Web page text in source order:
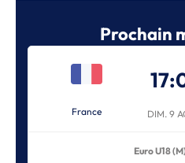
Prochain
France DIM. 9
Euro U18